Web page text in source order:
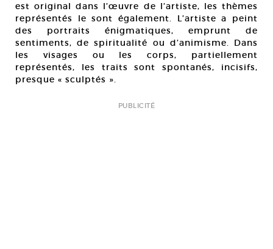
est original dans l’œuvre de l’artiste, les thèmes
représentés le sont également. L’artiste a peint
des portraits énigmatiques, emprunt de
sentiments, de spiritualité ou d’animisme. Dans
les visages ou les corps, partiellement
représentés, les traits sont spontanés, incisifs,
presque « sculptés ».
PUBLICITÉ